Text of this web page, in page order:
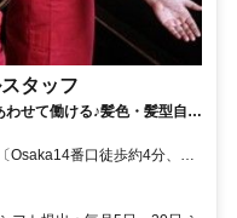
タッフ
せて働ける♪髪色・髪型自
Osaka14番口徒歩約4分、阪
神線〕14番口徒歩約4分、
番口徒歩約4分